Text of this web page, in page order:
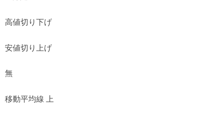
高値切り下げ
安値切り上げ
無
移動平均線 上